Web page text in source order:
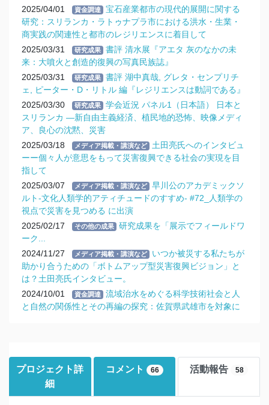
2025/04/01
資金調達
宝石産業都市の現代的展開に関する
研究：スリランカ・ラトゥナプラ市における洪水・生業・
商実践の関連性と都市のレジリエンスに着目して
2025/03/31
研究成果
書評 清水展『アエタ 灰のなかの未
来：大噴火と創造的復興の写真民族誌』
2025/03/31
研究成果
書評 湖中真哉, グレタ・センプリチ
ェ, ピーター・D・リトル 編『レジリエンスは動詞である』
2025/03/30
研究成果
学会近況 パネル1（日本語） 日本と
スリランカ ―新自由主義経済、植民地的恐怖、映像メディ
ア、良心の沈黙、災害
2025/03/18
メディア掲載・講演など
土田亮氏へのインタビュ
ーー個々人が意思をもって災害復興できる社会の実現を目
指して
2025/03/07
メディア掲載・講演など
早川公のアカデミックソ
ルト-文化人類学的アティチュードのすすめ- #72_人類学の
視点で災害を見つめる に出演
2025/02/17
その他の成果
研究成果を「展示でフィールドワ
ーク...
2024/11/27
メディア掲載・講演など
いつか被災する私たちが
助かり合うための「ボトムアップ型災害復興ビジョン」と
は？土田亮氏インタビュー。
2024/10/01
資金調達
流域治水をめぐる科学技術社会と人
と自然の関係性とその再編の探究：佐賀県武雄市を対象に
プロジェクト詳
細
コメント 66 活動報告 58